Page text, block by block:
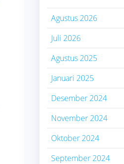
Agustus 2026
Juli 2026
Agustus 2025
Januari 2025
Desember 2024
November 2024
Oktober 2024
September 2024